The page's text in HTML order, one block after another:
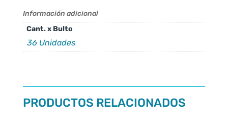
Información adicional
Cant. x Bulto
36 Unidades
PRODUCTOS RELACIONADOS